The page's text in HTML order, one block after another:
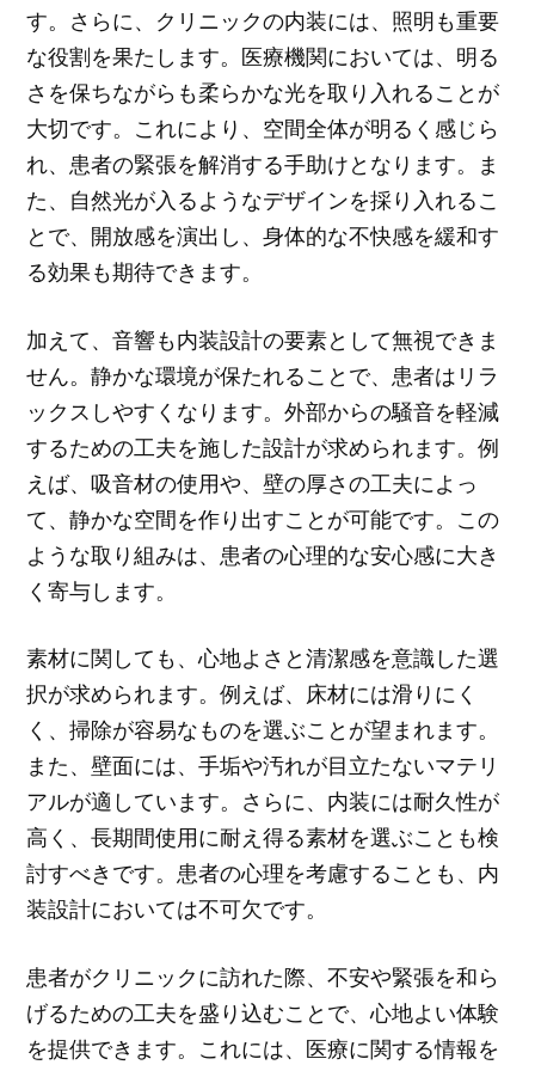
す。さらに、クリニックの内装には、照明も重要
な役割を果たします。医療機関においては、明る
さを保ちながらも柔らかな光を取り入れることが
大切です。これにより、空間全体が明るく感じら
れ、患者の緊張を解消する手助けとなります。ま
た、自然光が入るようなデザインを採り入れるこ
とで、開放感を演出し、身体的な不快感を緩和す
る効果も期待できます。
加えて、音響も内装設計の要素として無視できま
せん。静かな環境が保たれることで、患者はリラ
ックスしやすくなります。外部からの騒音を軽減
するための工夫を施した設計が求められます。例
えば、吸音材の使用や、壁の厚さの工夫によっ
て、静かな空間を作り出すことが可能です。この
ような取り組みは、患者の心理的な安心感に大き
く寄与します。
素材に関しても、心地よさと清潔感を意識した選
択が求められます。例えば、床材には滑りにく
く、掃除が容易なものを選ぶことが望まれます。
また、壁面には、手垢や汚れが目立たないマテリ
アルが適しています。さらに、内装には耐久性が
高く、長期間使用に耐え得る素材を選ぶことも検
討すべきです。患者の心理を考慮することも、内
装設計においては不可欠です。
患者がクリニックに訪れた際、不安や緊張を和ら
げるための工夫を盛り込むことで、心地よい体験
を提供できます。これには、医療に関する情報を